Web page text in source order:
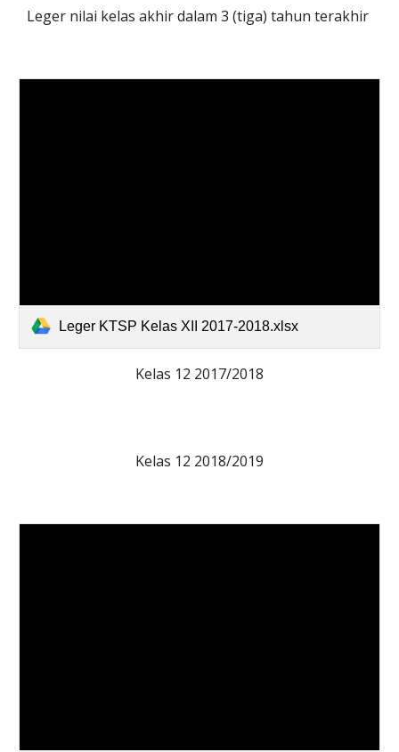
Leger nilai kelas akhir dalam 3 (tiga) tahun terakhir
Leger KTSP Kelas XII 2017-2018.xlsx
Kelas 12 2017/2018
Kelas 12 2018/2019